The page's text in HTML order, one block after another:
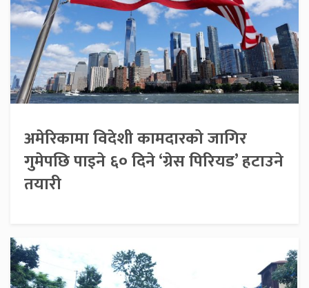
अमेरिकामा विदेशी कामदारको जागिर
गुमेपछि पाइने ६० दिने ‘ग्रेस पिरियड’ हटाउने
तयारी